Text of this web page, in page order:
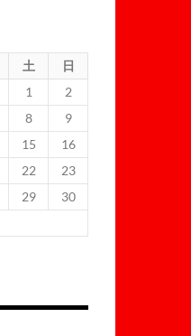
土
日
1
2
8
9
15
16
22
23
29
30